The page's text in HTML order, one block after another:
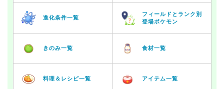
進化条件一覧
フィールドとランク別
登場ポケモン
きのみ一覧 食材一覧
料理＆レシピ一覧 アイテム一覧